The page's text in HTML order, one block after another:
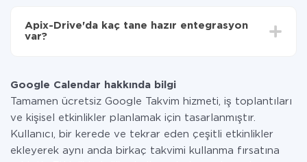
Hizmetimiz aracılığıyla yalnızca bir sisteminizden
diğerine aktarılan veri miktarı için ödeme yaparsınız.
Apix-Drive'da kaç tane hazır entegrasyon
var?
Google Calendar hakkında bilgi
Tamamen ücretsiz Google Takvim hizmeti, iş toplantıları
ve kişisel etkinlikler planlamak için tasarlanmıştır.
Kullanıcı, bir kerede ve tekrar eden çeşitli etkinlikler
ekleyerek aynı anda birkaç takvimi kullanma fırsatına